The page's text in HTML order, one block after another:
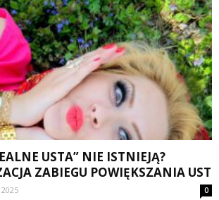
USTA” NIE ISTNIEJĄ?
ZABIEGU POWIĘKSZANIA UST
0